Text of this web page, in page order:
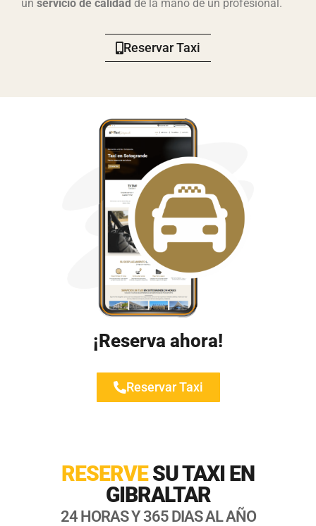
un servicio de calidad de la mano de un profesional.
Reservar Taxi
¡Reserva ahora!
Reservar Taxi
RESERVESU TAXI EN
GIBRALTAR
24 HORAS Y 365 DIAS AL AÑO